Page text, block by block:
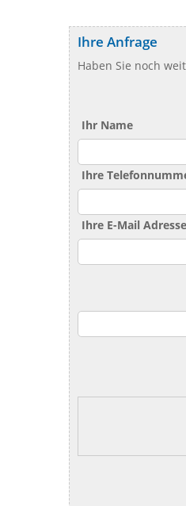
Ihre Anfrage
Haben Sie noch
Ihr Name
Ihre
Ihre E-Mail Adresse